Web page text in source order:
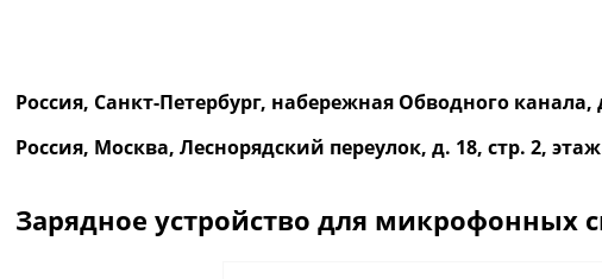
Россия, Санкт-Петербург, набережная Обводного
Россия, Москва, Леснорядский переулок, д. 18, стр. 2,
Зарядное устройство для микрофонных